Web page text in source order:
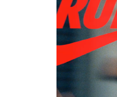
ヤ
ー